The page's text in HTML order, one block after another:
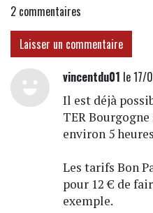
2 commentaires
Laisser un commentaire
vincentdu01 le 17/
Il est déjà
TER
environ 5
Les tarifs Bon
pour 12 € de
exemple.